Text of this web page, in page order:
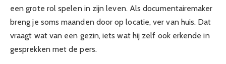
een grote rol spelen in zijn leven. Als documentairemaker
breng je soms maanden door op locatie, ver van huis. Dat
vraagt wat van een gezin, iets wat hij zelf ook erkende in
gesprekken met de pers.